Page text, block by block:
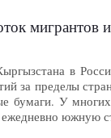
мигрантов
в
за пределы
бумаги. У
южную